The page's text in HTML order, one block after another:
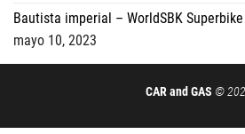
Bautista imperial – WorldSBK
mayo 10, 2023
CAR and GAS ©